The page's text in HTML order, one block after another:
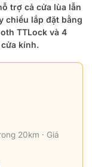
trợ cả cửa lùa lẫn
chiều lắp đặt bằng
TTLock và 4
kính.
20km · Giá